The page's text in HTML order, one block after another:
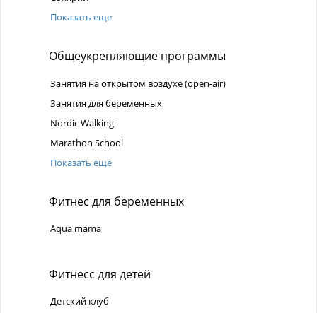
Показать еще
Общеукрепляющие программы
Занятия на открытом воздухе (open-air)
Занятия для беременных
Nordic Walking
Marathon School
Показать еще
Фитнес для беременных
Aqua mama
Фитнесс для детей
Детский клуб